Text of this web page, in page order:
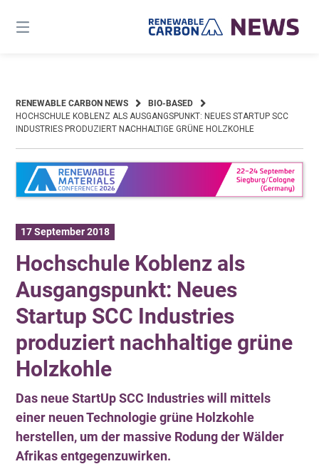
content
RENEWABLE CARBON NEWS
BIO-BASED
HOCHSCHULE KOBLENZ ALS AUSGANGSPUNKT: NEUES STARTUP SCC
INDUSTRIES PRODUZIERT NACHHALTIGE GRÜNE HOLZKOHLE
17 September 2018
Hochschule Koblenz als
Ausgangspunkt: Neues
Startup SCC Industries
produziert nachhaltige grüne
Holzkohle
Das neue StartUp SCC Industries will mittels
einer neuen Technologie grüne Holzkohle
herstellen, um der massive Rodung der Wälder
Afrikas entgegenzuwirken.